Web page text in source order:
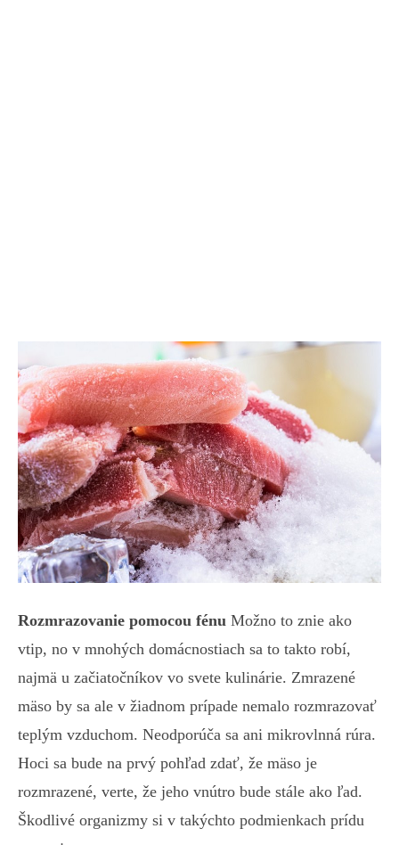
Rozmrazovanie pomocou fénu Možno to znie ako
vtip, no v mnohých domácnostiach sa to takto robí,
najmä u začiatočníkov vo svete kulinárie. Zmrazené
mäso by sa ale v žiadnom prípade nemalo rozmrazovať
teplým vzduchom. Neodporúča sa ani mikrovlnná rúra.
Hoci sa bude na prvý pohľad zdať, že mäso je
rozmrazené, verte, že jeho vnútro bude stále ako ľad.
Škodlivé organizmy si v takýchto podmienkach prídu